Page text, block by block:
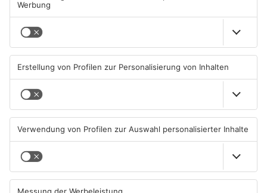
TOPNEWS
Wir feiern 25 Jahre
Alzenauer Stadtfest
10.08.2026, 06:00 UHR IN KREIS
Goldbach kürt seine besten
Arschbomben-Springer
08.08.2026, 15:55 UHR IN KREIS